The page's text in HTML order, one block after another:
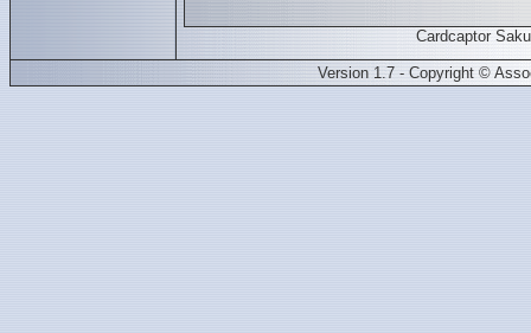
Cardcaptor
Version 1.7 - Copyright ©